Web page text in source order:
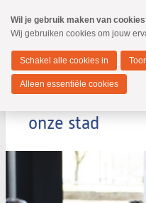
naar
Spring
de
inhoud
Spring
naar
Dordrecht
Zoeken:
onze stad
Wil je gebruik maken van
Wij gebruiken cookies om jouw
Schakel alle cookies in
Alleen essentiële cookies